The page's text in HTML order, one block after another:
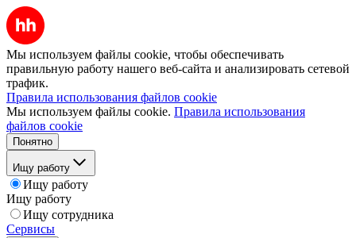
Мы используем файлы cookie, чтобы обеспечивать
правильную работу нашего веб-сайта и анализировать сетевой
трафик.
Правила использования файлов cookie
Мы используем файлы cookie. Правила использования
файлов cookie
Понятно
Ищу работу
Ищу работу
Ищу работу
Ищу сотрудника
Сервисы